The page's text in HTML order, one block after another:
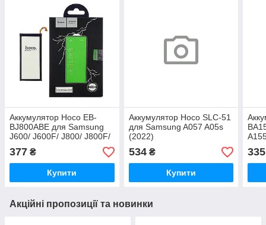
Аккумулятор Hoco EB-
BJ800ABE для Samsung
J600/ J600F/ J800/ J800F/
A600/ A600F/ A6 (2018)/ J6
(2018)
377 ₴
Купити
Аккумулятор Hoco SLC-51
для Samsung A057 A05s
(2022)
534₴
Купити
335
Акційні пропозиції та новинки